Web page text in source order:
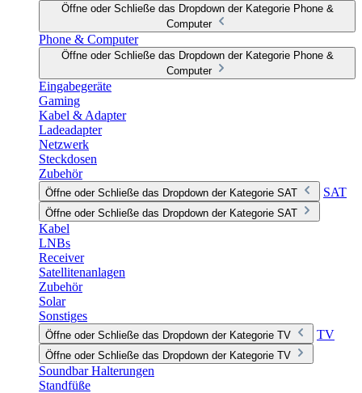
Öffne oder Schließe das Dropdown der Kategorie Phone &
Computer
Phone & Computer
Öffne oder Schließe das Dropdown der Kategorie Phone &
Computer
Eingabegeräte
Gaming
Kabel & Adapter
Ladeadapter
Netzwerk
Steckdosen
Zubehör
Öffne oder Schließe das Dropdown der Kategorie SAT SAT
Öffne oder Schließe das Dropdown der Kategorie SAT
Kabel
LNBs
Receiver
Satellitenanlagen
Zubehör
Solar
Sonstiges
Öffne oder Schließe das Dropdown der Kategorie TV TV
Öffne oder Schließe das Dropdown der Kategorie TV
Soundbar Halterungen
Standfüße